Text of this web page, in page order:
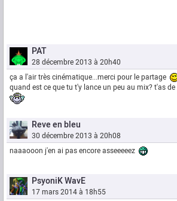
PAT
28 décembre 2013 à 20h40
ça a l'air très cinématique...merci pour le partage
quand est ce que tu t'y lance un peu au mix? t'as
Reve en bleu
30 décembre 2013 à 20h08
naaaooon j'en ai pas encore asseeeeez
PsyoniK WavE
17 mars 2014 à 18h55